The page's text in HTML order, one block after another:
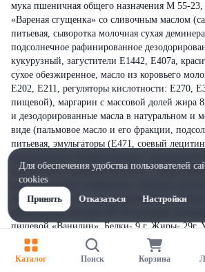
мука пшеничная общего назначения М 55-23,
«Вареная сгущенка» со сливочным маслом
питьевая, сыворотка молочная сухая
подсолнечное рафинированное
кукурузный, загустители Е1442, Е407а,
сухое обезжиренное, масло из коровьего
Е202, Е211, регуляторы кислотности: Е270,
пищевой), маргарин с массовой долей жира
и дезодорированные масла в натуральном и
виде (пальмовое масло и его фракции,
питьевая, эмульгаторы (Е471, соевый
кислотности лимонная кислота) , сахар
арахиса жареное очищенное, глицерин
эмульгатор Е 471, соль углеамонийная,
комплексная Экстрале RT 80 (экстракт
пищевой «Ванилин». Белки- 9 г. Жиры- 29г.
Энергетическая ценность-2200/520 кДж/ккал
Каталог Поиск Корзина
Для обеспечения удобства пользователей
cookies
Принять
Отказаться Настройки